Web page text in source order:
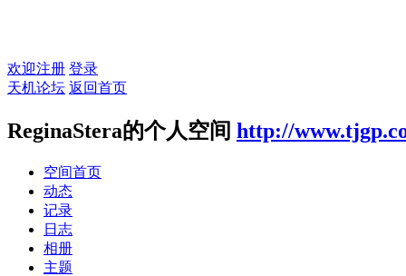
欢迎注册 登录
天机论坛 返回首页
ReginaStera的个人空间 http://
空间首页
动态
记录
日志
相册
主题